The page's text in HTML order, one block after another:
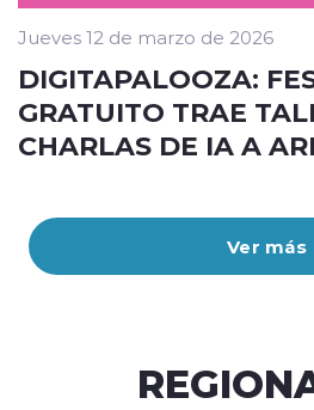
Ver más
Jueves 12 de marzo de 2026
DIGITAPALOOZA:
GRATUITO TRAE
CHARLAS DE IA A